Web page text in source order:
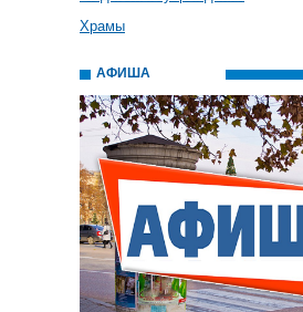
Храмы
АФИША